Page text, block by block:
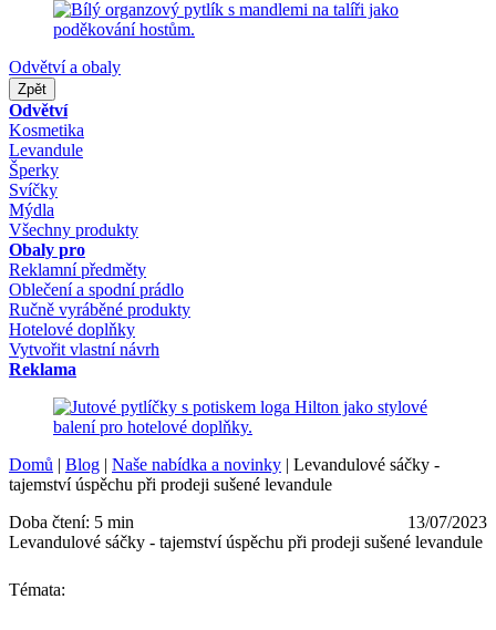
Odvětví a obaly
Zpět
Odvětví
Kosmetika
Levandule
Šperky
Svíčky
Mýdla
Všechny produkty
Obaly pro
Reklamní předměty
Oblečení a spodní prádlo
Ručně vyráběné produkty
Hotelové doplňky
Vytvořit vlastní návrh
Reklama
Domů | Blog | Naše nabídka a novinky | Levandulové sáčky -
tajemství úspěchu při prodeji sušené levandule
Doba čtení: 5 min
13/07/2023
Levandulové sáčky - tajemství úspěchu při prodeji sušené levandule
Témata: